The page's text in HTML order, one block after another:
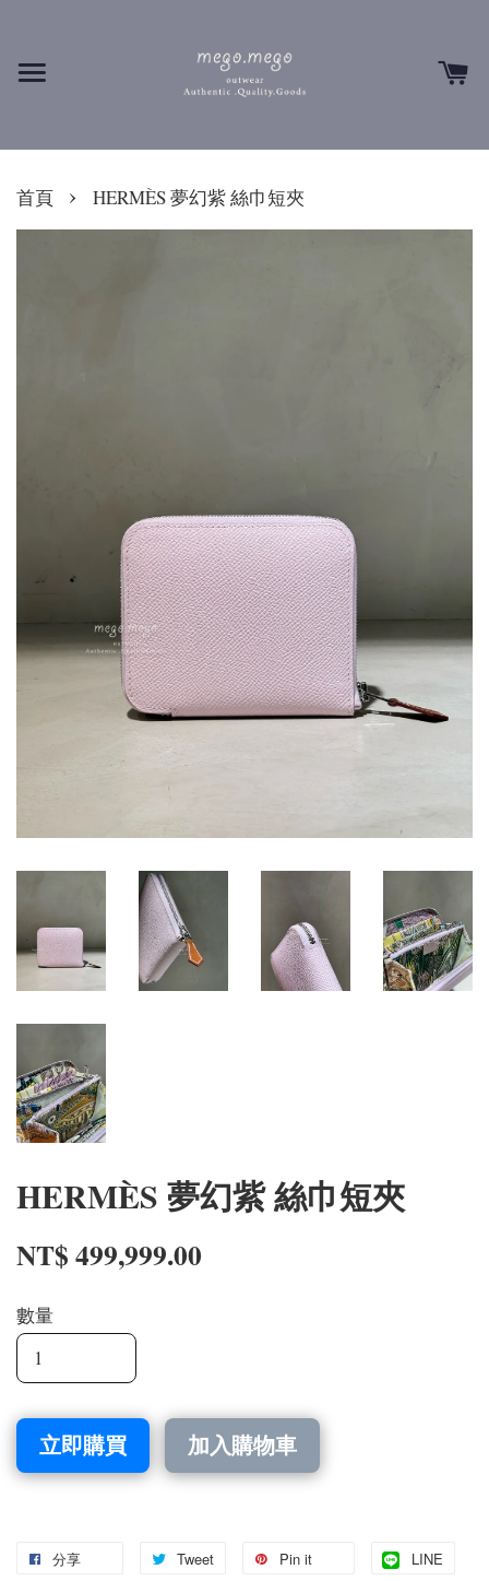
首頁 › HERMÈS 夢幻紫 絲巾短夾
HERMÈS 夢幻紫 絲巾短夾
NT$ 499,999.00
數量
立即購買 加入購物車
分享 Tweet Pin it LINE